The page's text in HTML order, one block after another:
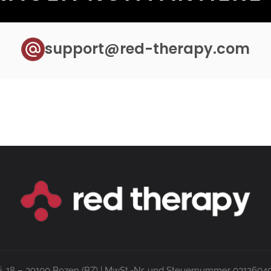
support@red-therapy.com